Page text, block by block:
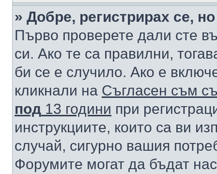
» Добре, регистрирах се,
Първо проверете дали сте
си. Ако те са правилни,
би се е случило. Ако е
кликнали на Съгласен съм
под 13 години при
инструкциите, които са ви
случай, сигурно вашия
Форумите могат да бъдат